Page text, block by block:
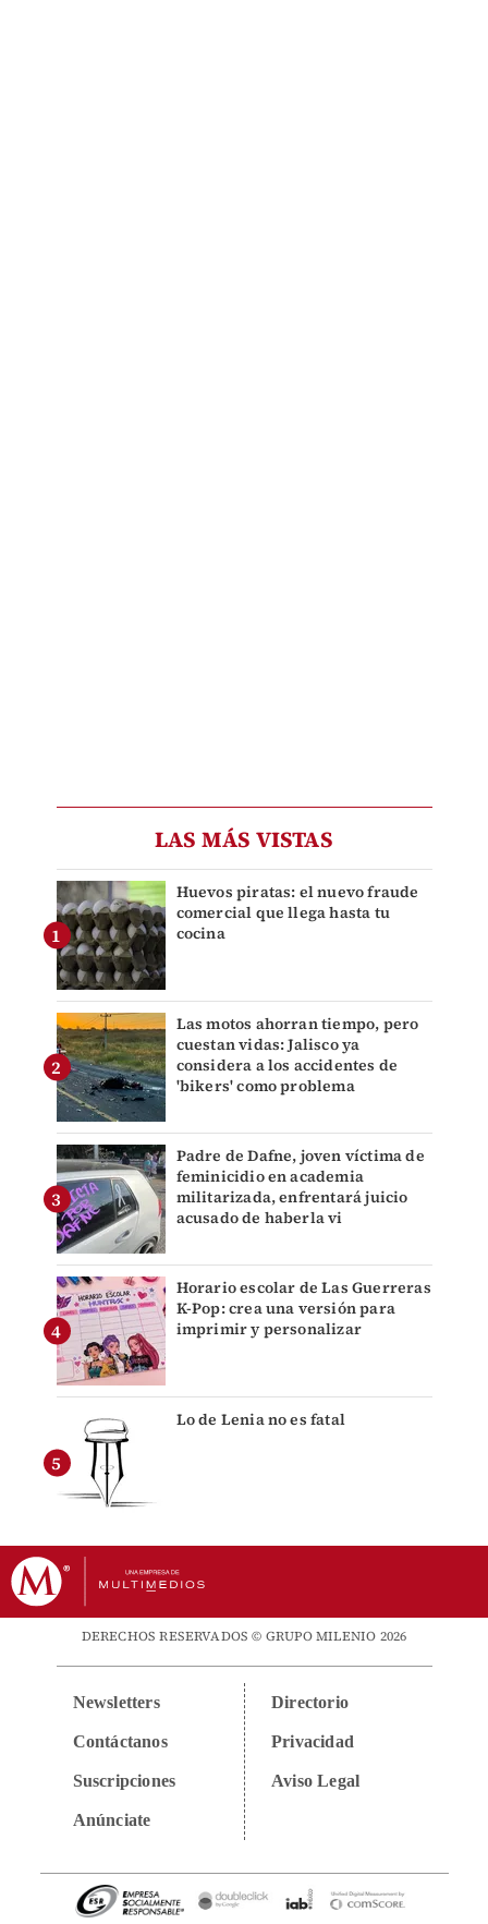
LAS MÁS VISTAS
Huevos piratas: el nuevo fraude
comercial que llega hasta tu
cocina
Las motos ahorran tiempo, pero
cuestan vidas: Jalisco ya
considera a los accidentes de
'bikers' como problema
Padre de Dafne, joven víctima de
feminicidio en academia
militarizada, enfrentará juicio
acusado de haberla vi
Horario escolar de Las Guerreras
K-Pop: crea una versión para
imprimir y personalizar
Lo de Lenia no es fatal
DERECHOS RESERVADOS © GRUPO MILENIO 2026
Newsletters
Contáctanos
Suscripciones
Anúnciate
Directorio
Privacidad
Aviso Legal